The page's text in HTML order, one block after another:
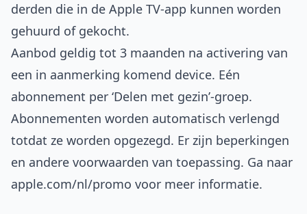
derden die in de Apple TV-app kunnen worden
gehuurd of gekocht.
Aanbod geldig tot 3 maanden na activering van
een in aanmerking komend device. Eén
abonnement per ‘Delen met gezin’‑groep.
Abonnementen worden automatisch verlengd
totdat ze worden opgezegd. Er zijn beperkingen
en andere voorwaarden van toepassing. Ga naar
apple.com/nl/promo voor meer informatie.